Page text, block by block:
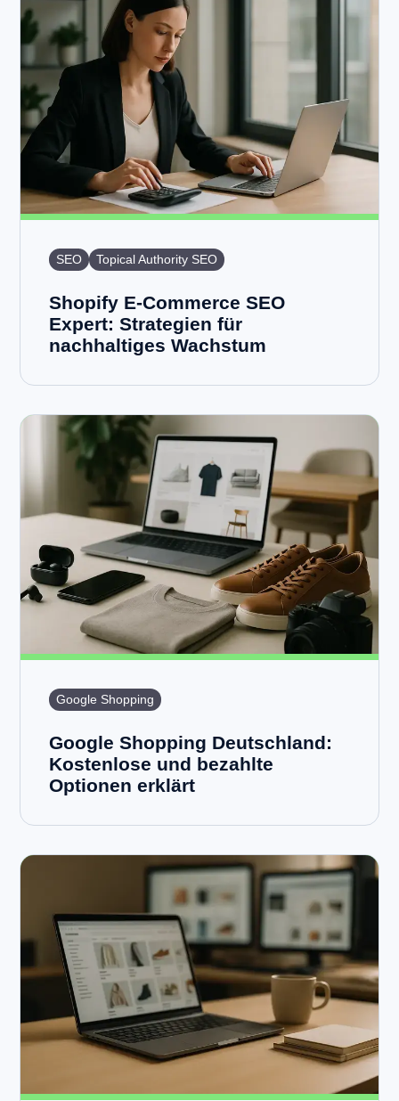
SEO Topical Authority SEO
Shopify E-Commerce SEO
Expert: Strategien für
nachhaltiges Wachstum
Google Shopping
Google Shopping Deutschland:
Kostenlose und bezahlte
Optionen erklärt